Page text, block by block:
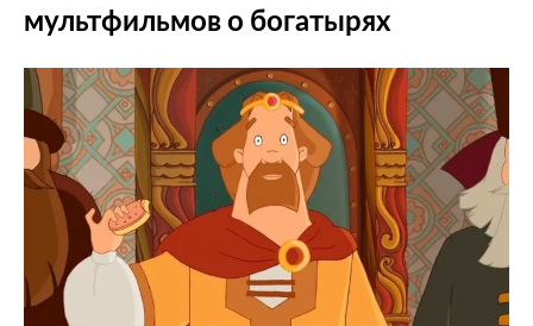
мультфильмов о богатырях